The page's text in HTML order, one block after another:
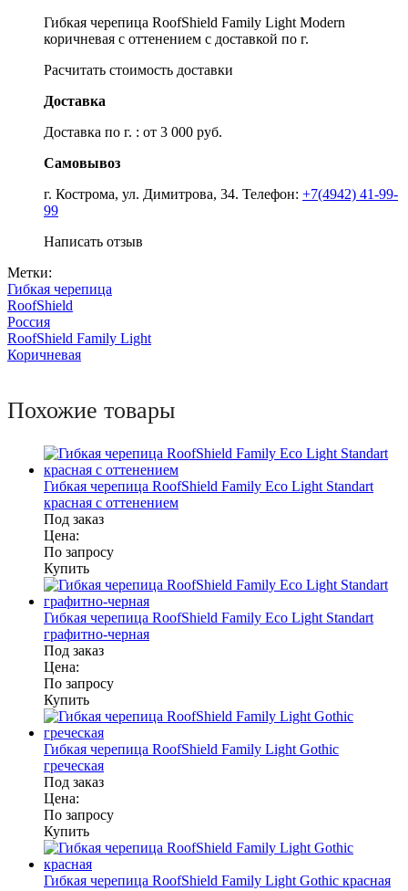
Гибкая черепица RoofShield Family Light Modern
коричневая с оттенением с доставкой по г.
Расчитать стоимость доставки
Доставка
Доставка по г. : от 3 000 руб.
Самовывоз
г. Кострома, ул. Димитрова, 34. Телефон: +7(4942) 41-99-
99
Написать отзыв
Метки:
Гибкая черепица
RoofShield
Россия
RoofShield Family Light
Коричневая
Похожие товары
Гибкая черепица RoofShield Family Eco Light Standart
красная с оттенением
Под заказ
Цена:
По запросу
Купить
Гибкая черепица RoofShield Family Eco Light Standart
графитно-черная
Под заказ
Цена:
По запросу
Купить
Гибкая черепица RoofShield Family Light Gothic
греческая
Под заказ
Цена:
По запросу
Купить
Гибкая черепица RoofShield Family Light Gothic красная